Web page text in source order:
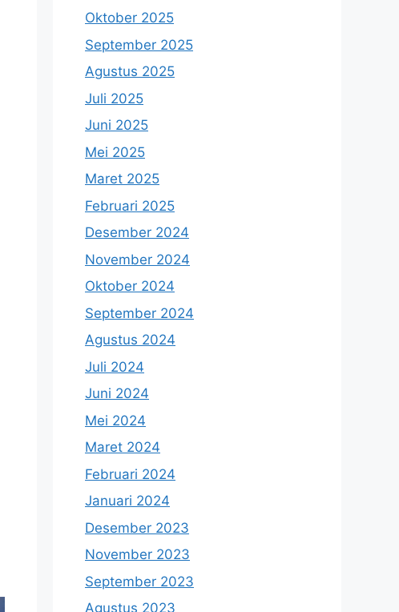
Oktober 2025
September 2025
Agustus 2025
Juli 2025
Juni 2025
Mei 2025
Maret 2025
Februari 2025
Desember 2024
November 2024
Oktober 2024
September 2024
Agustus 2024
Juli 2024
Juni 2024
Mei 2024
Maret 2024
Februari 2024
Januari 2024
Desember 2023
November 2023
September 2023
Agustus 2023